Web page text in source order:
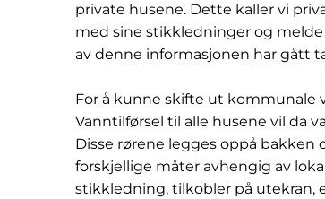
private husene. Dette kaller vi
med sine stikkledninger og
av denne informasjonen har gått
For å kunne skifte ut kommunale
Vanntilførsel til alle husene vil da
Disse rørene legges oppå bakken
forskjellige måter avhengig av
stikkledning, tilkobler på utekran,